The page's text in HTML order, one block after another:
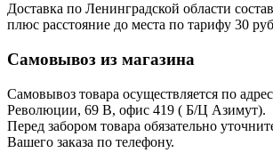
Доставка по Ленинградской области
плюс расстояние до места по тарифу 30
Самовывоз из магазина
Самовывоз товара осуществляется по
Революции, 69 В, офис 419 ( Б/Ц Азимут).
Перед забором товара обязательно
Вашего заказа по телефону.